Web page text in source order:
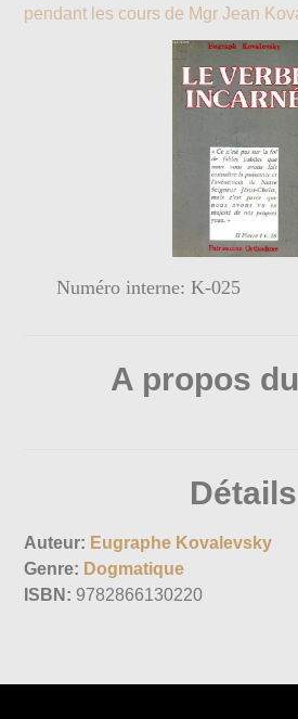
pendant les cours de Mgr Jean
Numéro interne: K-025
A propos
Détails
Auteur: Eugraphe Kovalevsky
Genre: Dogmatique
ISBN: 9782866130220